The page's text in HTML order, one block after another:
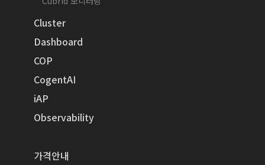
Cluster
Dashboard
COP
CogentAI
iAP
Observability
가격안내